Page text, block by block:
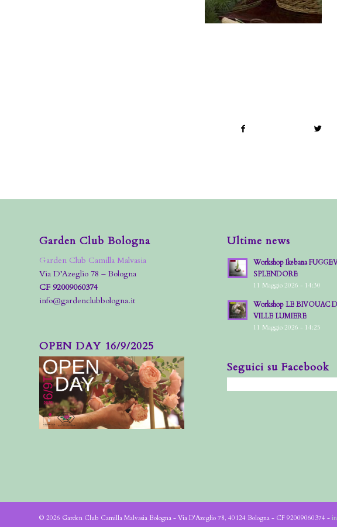
Garden Club Bologna
Garden Club Camilla Malvasia
Via D’Azeglio 78 – Bologna
CF 92009060374
info@gardenclubbologna.it
OPEN DAY 16/9/2025
Ultime news
Workshop Ikebana
SPLENDORE
11 Maggio 2026 - 14:30
Workshop LE BIVOUAC
VILLE LUMIERE
11 Maggio 2026 - 14:25
Seguici su Facebook
© 2026 Garden Club Camilla Malvasia Bologna - Via D'Azeglio 78, 40124 Bologna - CF 92009060374 -